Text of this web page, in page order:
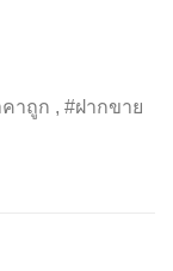
าถูก , #ฝากขาย